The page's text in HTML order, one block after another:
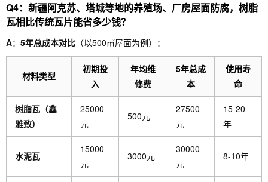
Q4：新疆阿克苏、塔城等地的养殖场、厂房屋面防腐，树脂
瓦相比传统瓦片能省多少钱？
A： 5年总成本对比 （以500㎡屋面为例）：
材料类型
初期投
入
年均维
修费
5年总成
本
使用寿
命
树脂瓦（鑫
雅致）
25000
元
500元
27500
元
15-20
年
水泥瓦
15000
元
3000元
30000
元
8-10年